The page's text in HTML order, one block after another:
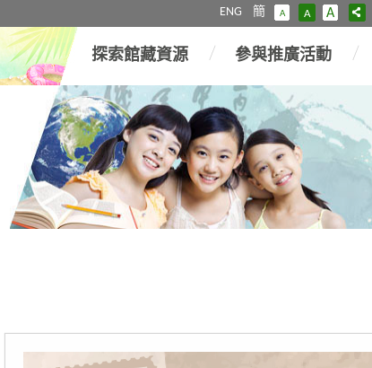
ENG 簡 A A A
探索館藏資源 參與推廣活動